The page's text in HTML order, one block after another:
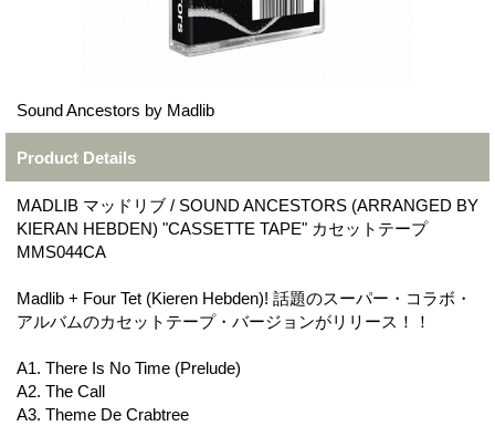
Sound Ancestors by Madlib
Product Details
MADLIB マッドリブ / SOUND ANCESTORS (ARRANGED BY
KIERAN HEBDEN) "CASSETTE TAPE" カセットテープ
MMS044CA
Madlib + Four Tet (Kieren Hebden)! 話題のスーパー・コラボ・
アルバムのカセットテープ・バージョンがリリース！！
A1. There Is No Time (Prelude)
A2. The Call
A3. Theme De Crabtree